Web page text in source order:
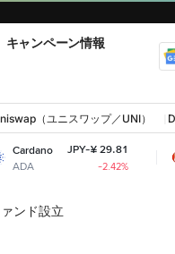
キャンペーン情報
（ユニスワップ／UNI）
¥ 29.81
-2.42%
Shiba Inu
SHIB
ンド設立